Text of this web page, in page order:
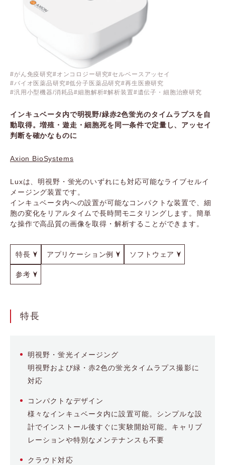
がん免疫研究 オンコロジー研究
セルベースアッセイ
バイオ医薬品研究
低分子医薬品研究 再生医療研究
汎用小型機器/消耗品 細胞解析 解析装置 遺伝子・細胞治療研究
インキュベータ内で明視野/緑赤2色蛍光のタイムラプスを自
動取得。増殖・遊走・細胞死を同一条件で定量し、アッセイ
判断を確かなものに
Axion BioSystems
Luxは、明視野・蛍光のいずれにも対応可能なライブセルイ
メージング装置です。
インキュベータ内への設置が可能なコンパクトな装置で、細
胞の変化をリアルタイムで長時間モニタリングします。簡単
な操作で高品質の画像を取得・解析することができます。
特長 アプリケーション例 ソフトウェア
参考
特長
明視野・蛍光イメージング
明視野および緑・赤2色の蛍光タイムラプス撮影に
対応
コンパクトなデザイン
様々なインキュベータ内に設置可能。シンプルな設
計でインストール後すぐに実験開始可能。キャリブ
レーションや特別なメンテナンスも不要
クラウド対応